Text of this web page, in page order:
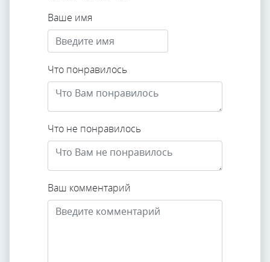
Ваше имя
Что понравилось
Что не понравилось
Ваш комментарий